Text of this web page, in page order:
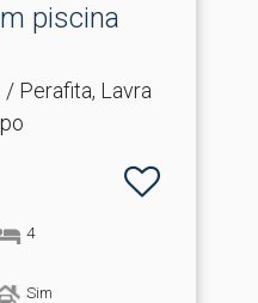
piscina
Perafita, Lavra
4
Sim